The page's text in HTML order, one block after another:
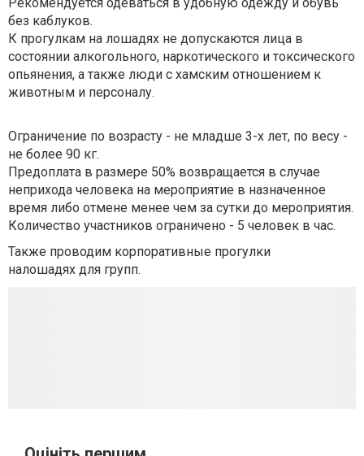
без каблуков.
К прогулкам на лошадях не допускаются лица в
состоянии алкогольного, наркотического и токсического
опьянения, а также люди с хамским отношением к
животным и персоналу.
Ограничение по возрасту - не младше 3-х лет, по весу -
не более 90 кг.
Предоплата в размере 50% возвращается в случае
неприхода человека на мероприятие в назначенное
время либо отмене менее чем за сутки до мероприятия.
Количество участников ограничено - 5 человек в час.
Также проводим корпоративные прогулки
налошадях для групп.